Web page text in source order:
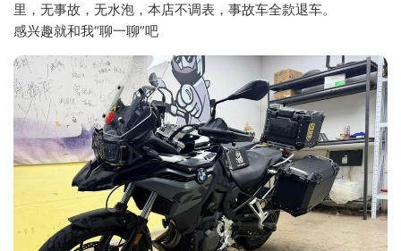
里，无事故，无水泡，本店不调表，事故车全款退车。
感兴趣就和我“聊一聊”吧